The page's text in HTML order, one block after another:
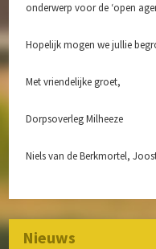
onderwerp voor de ‘open
Hopelijk mogen we jullie
Met vriendelijke groet,
Dorpsoverleg Milheeze
Niels van de Berkmortel,
Nieuws